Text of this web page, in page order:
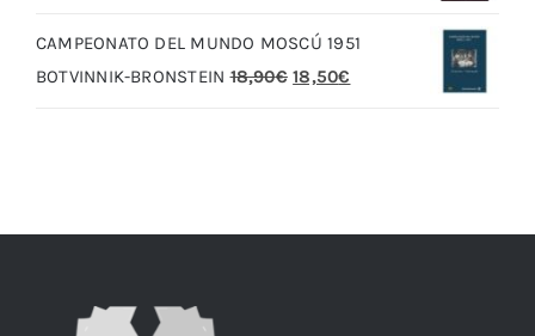
era:
20,00€.
CAMPEONATO DEL MUNDO MOSCÚ 1951
BOTVINNIK-BRONSTEIN 18,90€ El
18,50€